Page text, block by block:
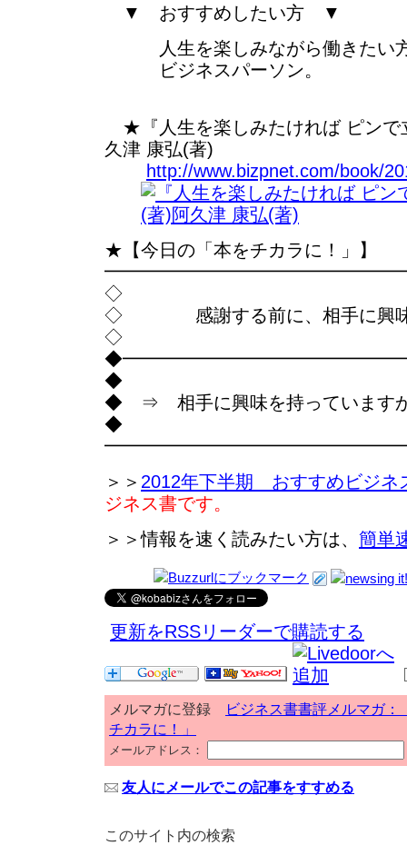
▼ おすすめしたい方 ▼
人生を楽しみながら働きたい
ビジネスパーソン。
★『人生を楽しみたければ ピンで
久津 康弘(著)
http://www.bizpnet.com/book/
★【今日の「本をチカラに！」】
◇
◇ 感謝する前に、相手に興味
◇
◆
◆ ⇒ 相手に興味を持っています
◆
＞＞ 2012年下半期 おすすめビジネ
ジネス書です。
＞＞情報を速く読みたい方は、 簡単
更新をRSSリーダーで購読する
メルマガに登録
ビジネス書書評メルマガ：
チカラに！」
メールアドレス：
友人にメールでこの記事をすすめる
このサイト内の検索